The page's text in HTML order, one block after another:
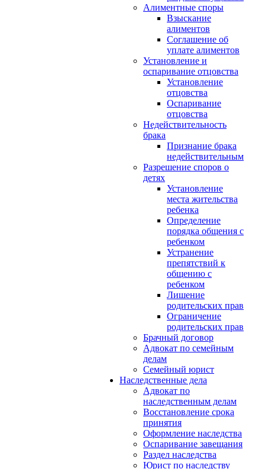
Алиментные споры
Взыскание
алиментов
Соглашение об
уплате алиментов
Установление и
оспаривание отцовства
Установление
отцовства
Оспаривание
отцовства
Недействительность
брака
Признание брака
недействительным
Разрешение споров о
детях
Установление
места жительства
ребенка
Определение
порядка общения с
ребенком
Устранение
препятствий к
общению с
ребенком
Лишение
родительских прав
Ограничение
родительских прав
Брачный договор
Адвокат по семейным
делам
Семейный юрист
Наследственные дела
Адвокат по
наследственным делам
Восстановление срока
принятия
Оформление наследства
Оспаривание завещания
Раздел наследства
Юрист по наследству